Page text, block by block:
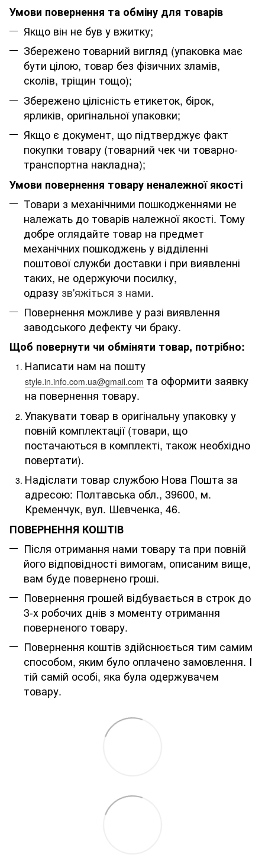
Умови повернення та обміну для товарів
Якщо він не був у вжитку;
Збережено товарний вигляд (упаковка має
бути цілою, товар без фізичних зламів,
сколів, тріщин тощо);
Збережено цілісність етикеток, бірок,
ярликів, оригінальної упаковки;
Якщо є документ, що підтверджує факт
покупки товару (товарний чек чи товарно-
транспортна накладна);
Умови повернення товару неналежної якості
Товари з механічними пошкодженнями не
належать до товарів належної якості. Тому
добре оглядайте товар на предмет
механічних пошкоджень у відділенні
поштової служби доставки і при виявленні
таких, не одержуючи посилку,
одразу зв'яжіться з нами.
Повернення можливе у разі виявлення
заводського дефекту чи браку.
Щоб повернути чи обміняти товар, потрібно:
Написати нам на пошту
style.in.info.com.ua@gmail.com та оформити заявку
на повернення товару.
Упакувати товар в оригінальну упаковку у
повній комплектації (товари, що
постачаються в комплекті, також необхідно
повертати).
Надіслати товар службою Нова Пошта за
адресою: Полтавська обл., 39600, м.
Кременчук, вул. Шевченка, 46.
ПОВЕРНЕННЯ КОШТІВ
Після отримання нами товару та при повній
його відповідності вимогам, описаним вище,
вам буде повернено гроші.
Повернення грошей відбувається в строк до
3-х робочих днів з моменту отримання
поверненого товару.
Повернення коштів здійснюється тим самим
способом, яким було оплачено замовлення. І
тій самій особі, яка була одержувачем
товару.